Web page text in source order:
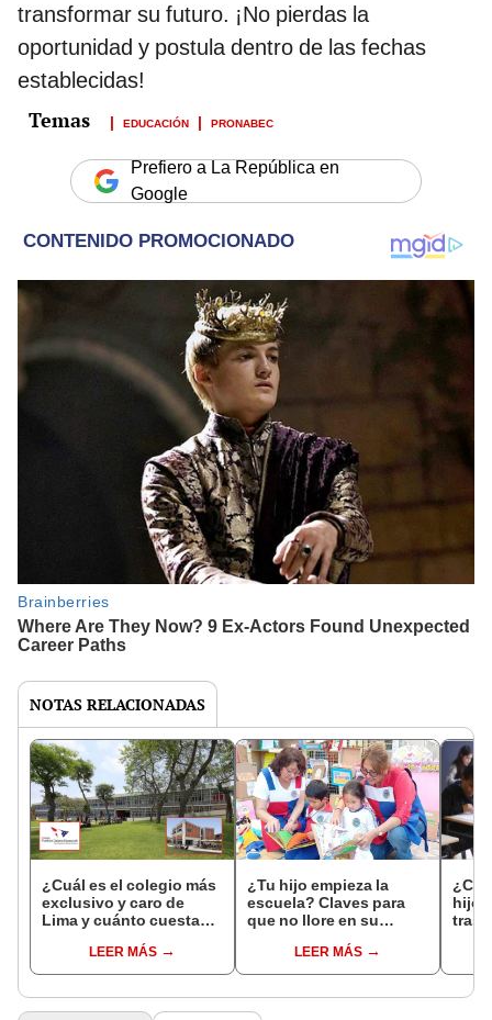
transformar su futuro. ¡No pierdas la
oportunidad y postula dentro de las fechas
establecidas!
EDUCACIÓN PRONABEC
Prefiero a La República en
Google
NOTAS RELACIONADAS
¿Cuál es el colegio más
exclusivo y caro de
Lima y cuánto cuesta
con bibliotecas,
auditorios y espacios
LEER MÁS
¿Tu hijo empieza la
escuela? Claves para
que no llore en su
lograr una adaptación
positiva
LEER MÁS
hijos
tras